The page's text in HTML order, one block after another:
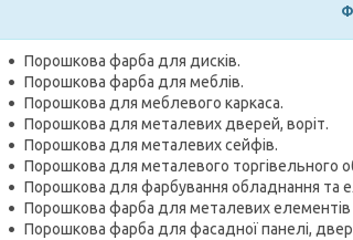
Порошкова фарба для дисків.
Порошкова фарба для меблів.
Порошкова для меблевого каркаса.
Порошкова для металевих дверей, воріт.
Порошкова для металевих сейфів.
Порошкова для металевого торгівельного
Порошкова для фарбування обладнання та
Порошкова фарба для металевих елементів
Порошкова фарба для фасадної панелі,